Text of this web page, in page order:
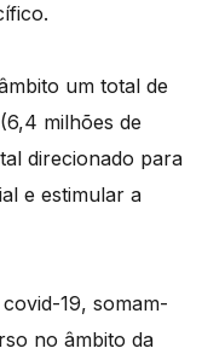
um total de
milhões de
direcionado para
e estimular a
19, somam-
no âmbito da